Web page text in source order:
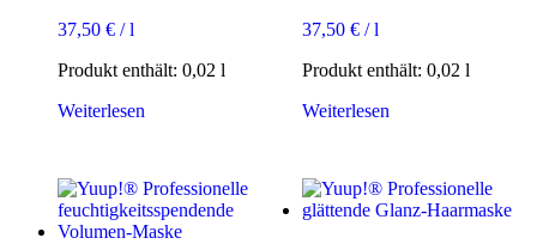
37,50 € /l
Produkt enthält: 0,02 l
Weiterlesen
37,50 €/l
Produkt enthält: 0,02 l
Weiterlesen